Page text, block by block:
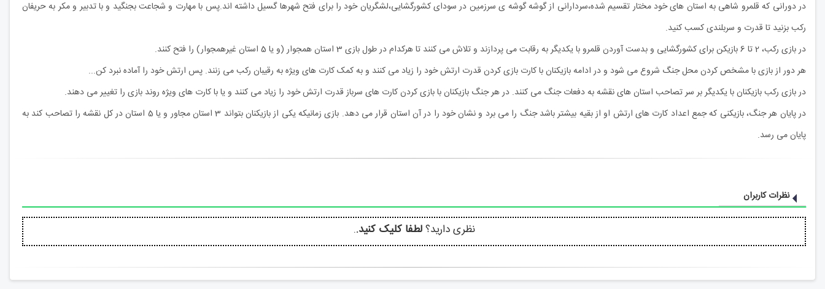
در دورانی که قلمرو شاهی به استان های خود مختار تقسیم شده،سردارانی از گوشه گوشه ی سرزمین در سودای کشورگشایی،لشگریان خود را برای فتح شهرها گسیل داشته اند.پس با مهارت و شجاعت بجنگید و با تدبیر و مکر به حریفان
رکب بزنید تا قدرت و سربلندی کسب کنید.
در بازی رکب، 2 تا 6 بازیکن برای کشورگشایی و بدست آوردن قلمرو با یکدیگر به رقابت می پردازند و تلاش می کنند تا هرکدام در طول بازی 3 استان همجوار (و یا 5 استان غیرهمجوار) را فتح کنند.
هر دور از بازی با مشخص کردن محل جنگ شروع می شود و در ادامه بازیکنان با کارت بازی کردن قدرت ارتش خود را زیاد می کنند و به کمک کارت های ویژه به رقیبان رکب می زنند. پس ارتش خود را آماده نبرد کن...
در بازی رکب بازیکنان با یکدیگر بر سر تصاحب استان های نقشه به دفعات جنگ می کنند. در هر جنگ بازیکنان با بازی کردن کارت های سرباز قدرت ارتش خود را زیاد می کنند و یا با کارت های ویژه روند بازی را تغییر می دهند.
در پایان هر جنگ، بازیکنی که جمع اعداد کارت های ارتش او از بقیه بیشتر باشد جنگ را می برد و نشان خود را در آن استان قرار می دهد. بازی زمانیکه یکی از بازیکنان بتواند 3 استان مجاور و یا 5 استان در کل نقشه را تصاحب کند به
پایان می رسد.
نظرات کاربران
نظری دارید؟لطفا کلیک کنید..